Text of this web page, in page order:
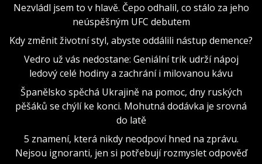
Nezvládl jsem to v hlavě. Čepo odhalil, co stálo za jeho
neúspěšným UFC debutem
Kdy změnit životní styl, abyste oddálili nástup demence?
Vedro už vás nedostane: Geniální trik udrží nápoj
ledový celé hodiny a zachrání i milovanou kávu
Španělsko spěchá Ukrajině na pomoc, dny ruských
pěšáků se chýlí ke konci. Mohutná dodávka je srovná
do latě
5 znamení, která nikdy neodpoví hned na zprávu.
Nejsou ignoranti, jen si potřebují rozmyslet odpověď